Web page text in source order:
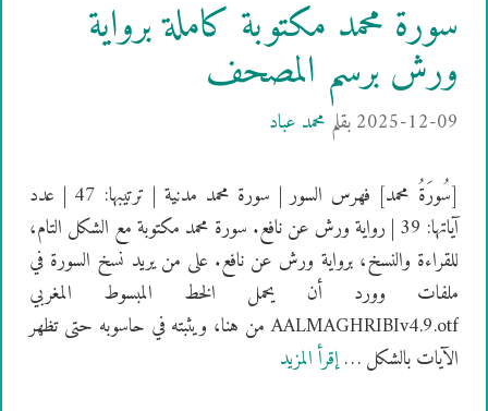
سورة محمد مكتوبة كاملة برواية
ورش برسم المصحف
2025-12-09بقلم محمد عباد
[سُورَةُ محمد] فهرس السور | سورة محمد مدنية | ترتيبها: 47 | عدد
آياتها: 39 | رواية ورش عن نافع. سورة محمد مكتوبة مع الشكل التام،
للقراءة والنسخ، برواية ورش عن نافع. على من يريد نسخ السورة في
ملفات وورد أن يحمل الخط المبسوط المغربي
AALMAGHRIBIv4.9.otf من هنا، ويثبته في حاسوبه حتى تظهر
الآيات بالشكل …إقرأ المزيد